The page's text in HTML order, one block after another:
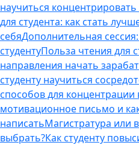
научиться
для студента: как стать
себяДополнительная
студентуПольза чтения для
направления начать
студенту научиться
способов для
мотивационное письмо и
написатьМагистратура или
выбрать?Как студенту